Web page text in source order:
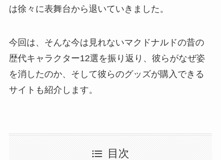
は徐々に表舞台から退いていきました。
今回は、そんな今は見れないマクドナルドの昔の
歴代キャラクター12選を振り返り、彼らがなぜ姿
を消したのか、そして彼らのグッズが購入できる
サイトも紹介します。
目次